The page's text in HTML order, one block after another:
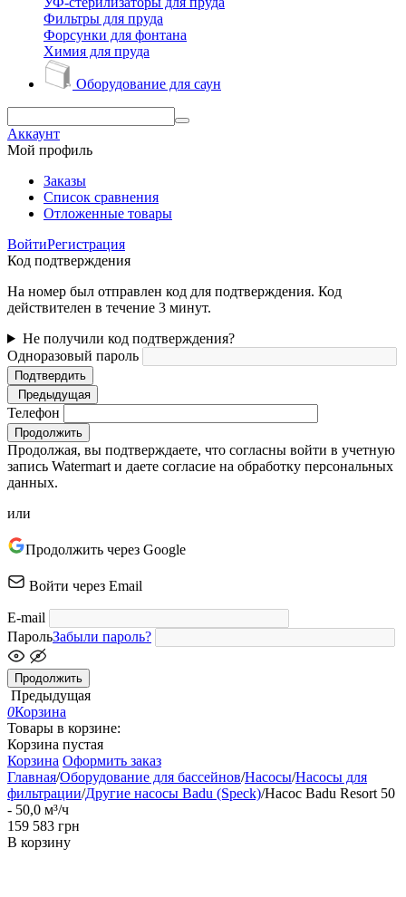
Фильтры для пруда
Форсунки для фонтана
Химия для пруда
Оборудование для саун
Аккаунт
Мой профиль
Заказы
Список сравнения
Отложенные товары
ВойтиРегистрация
Код подтверждения
На номер был отправлен код для подтверждения. Код
действителен в течение 3 минут.
Не получили код подтверждения?
Одноразовый пароль
Подтвердить
Предыдущая
Телефон
Продолжить
Продолжая, вы подтверждаете, что согласны войти в учетную
запись Watermart и даете согласие на обработку персональных
данных.
или
Продолжить через Google
Войти через Email
E-mail
ПарольЗабыли пароль?
Продолжить
Предыдущая
0Корзина
Товары в корзине:
Корзина пустая
Корзина Оформить заказ
Главная/Оборудование для бассейнов/Насосы/Насосы для
фильтрации/Другие насосы Badu (Speck)/Насос Badu Resort 50
- 50,0 м³/ч
‍159 583‍ грн
В корзину